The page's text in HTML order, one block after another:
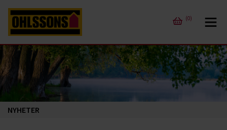
(0)
NYHETER